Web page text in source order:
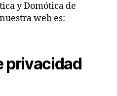
y Domótica de
web es:
privacidad